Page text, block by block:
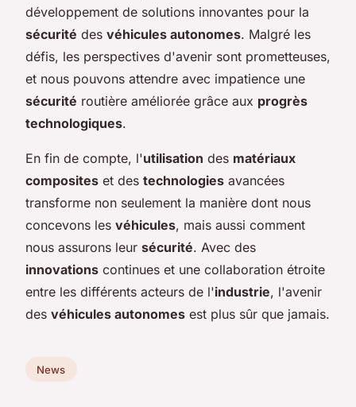
développement de solutions innovantes pour la
sécurité des véhicules autonomes. Malgré les
défis, les perspectives d'avenir sont prometteuses,
et nous pouvons attendre avec impatience une
sécurité routière améliorée grâce aux progrès
technologiques.
En fin de compte, l'utilisation des matériaux
composites et des technologies avancées
transforme non seulement la manière dont nous
concevons les véhicules, mais aussi comment
nous assurons leur sécurité. Avec des
innovations continues et une collaboration étroite
entre les différents acteurs de l'industrie, l'avenir
des véhicules autonomes est plus sûr que jamais.
News